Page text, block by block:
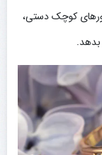
کوچک دستی،
بدهد.